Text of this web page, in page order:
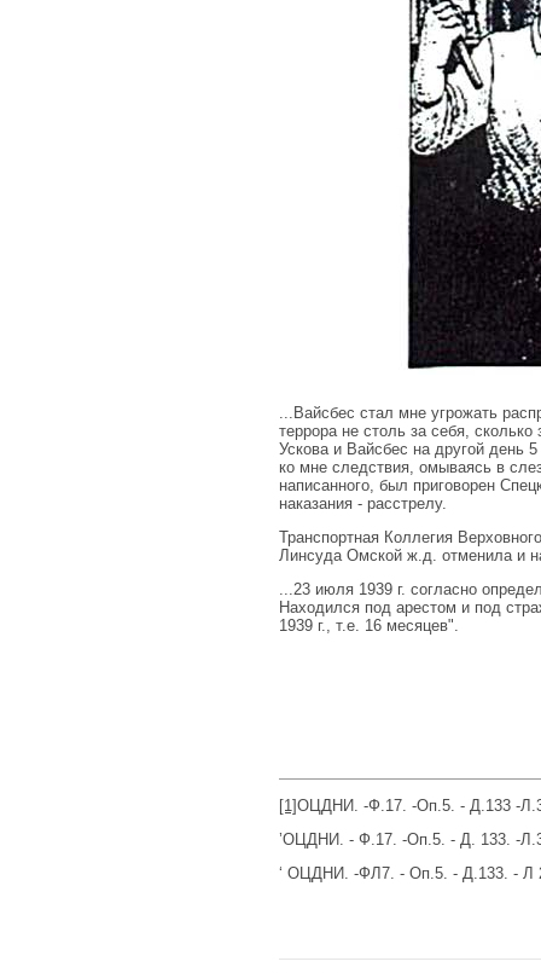
...Вайсбес стал мне угрожать
террора не столь за себя,
Ускова и Вайсбес на другой день
ко мне следствия, омываясь в
написанного, был приговорен
наказания - расстрелу.
Транспортная Коллегия
Линсуда Омской ж.д. отменила и
...23 июля 1939 г. согласно
Находился под арестом и под
1939 г., т.е. 16 месяцев".
[1]ОЦДНИ. -Ф.17. -Оп.5. - Д.133 -
’ОЦДНИ. - Ф.17. -Оп.5. - Д. 133. -
‘ ОЦДНИ. -ФЛ7. - Оп.5. - Д.133. - Л